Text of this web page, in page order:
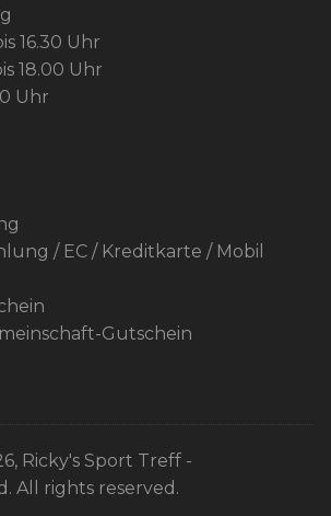
16.30 Uhr
18.00 Uhr
Uhr
/ EC / Kreditkarte / Mobil
Gutschein
Ricky's Sport Treff -
All rights reserved.